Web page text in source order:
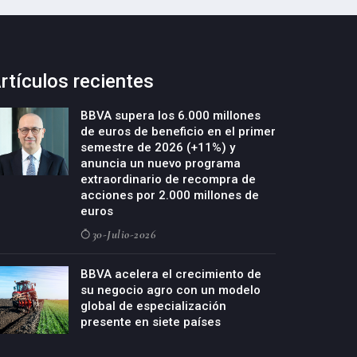
recientes
BBVA supera los 6.000 millones
de euros de beneficio en el primer
semestre de 2026 (+11%) y
anuncia un nuevo programa
extraordinario de recompra de
acciones por 2.000 millones de
euros
30-Julio-2026
BBVA acelera el crecimiento de
su negocio agro con un modelo
global de especialización
presente en siete países